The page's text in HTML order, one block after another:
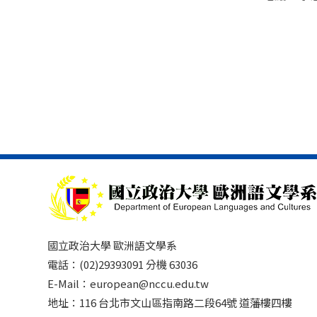
國立政治大學 歐洲語文學系
電話：(02)29393091 分機 63036
E-Mail：european@nccu.edu.tw
地址：116 台北市文山區指南路二段64號 道藩樓四樓